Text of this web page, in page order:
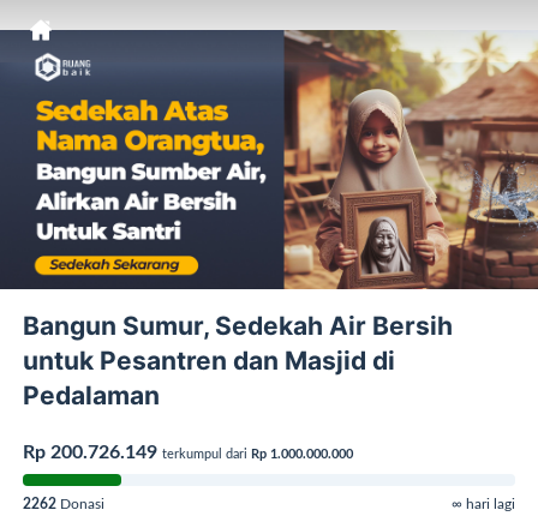
Bangun Sumur, Sedekah Air Bersih
untuk Pesantren dan Masjid di
Pedalaman
Rp 200.726.149 terkumpul dari Rp 1.000.000.000
2262 Donasi ∞ hari lagi